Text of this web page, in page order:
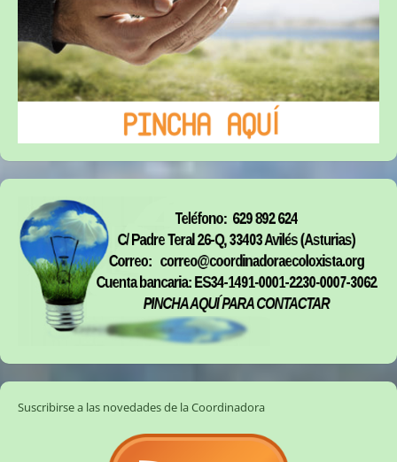
Suscribirse a las novedades de la Coordinadora